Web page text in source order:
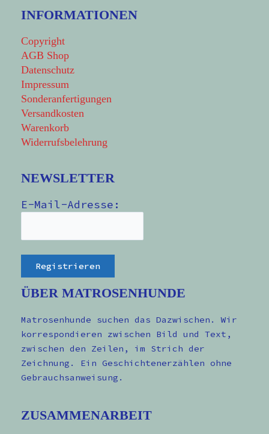
INFORMATIONEN
Copyright
AGB Shop
Datenschutz
Impressum
Sonderanfertigungen
Versandkosten
Warenkorb
Widerrufsbelehrung
NEWSLETTER
E-Mail-Adresse:
ÜBER MATROSENHUNDE
Matrosenhunde suchen das Dazwischen. Wir
korrespondieren zwischen Bild und Text,
zwischen den Zeilen, im Strich der
Zeichnung. Ein Geschichtenerzählen ohne
Gebrauchsanweisung.
ZUSAMMENARBEIT